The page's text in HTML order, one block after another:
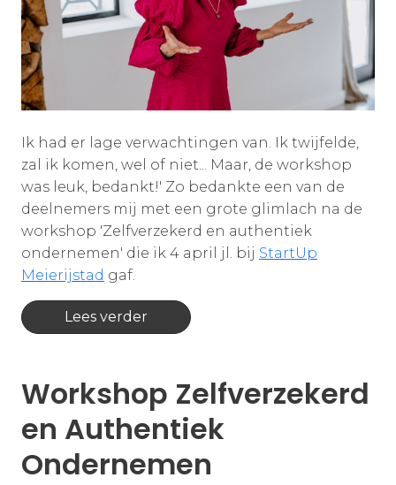
Ik had er lage verwachtingen van. Ik twijfelde,
zal ik komen, wel of niet... Maar, de workshop
was leuk, bedankt!' Zo bedankte een van de
deelnemers mij met een grote glimlach na de
workshop 'Zelfverzekerd en authentiek
ondernemen' die ik 4 april jl. bij StartUp
Meierijstad gaf.
Lees verder
Workshop Zelfverzekerd
en Authentiek
Ondernemen